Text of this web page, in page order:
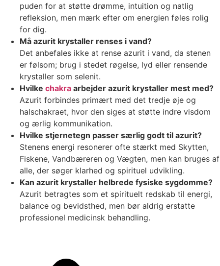
puden for at støtte drømme, intuition og natlig
refleksion, men mærk efter om energien føles rolig
for dig.
Må azurit krystaller renses i vand?
Det anbefales ikke at rense azurit i vand, da stenen
er følsom; brug i stedet røgelse, lyd eller rensende
krystaller som selenit.
Hvilke chakra arbejder azurit krystaller mest med?
Azurit forbindes primært med det tredje øje og
halschakraet, hvor den siges at støtte indre visdom
og ærlig kommunikation.
Hvilke stjernetegn passer særlig godt til azurit?
Stenens energi resonerer ofte stærkt med Skytten,
Fiskene, Vandbæreren og Vægten, men kan bruges af
alle, der søger klarhed og spirituel udvikling.
Kan azurit krystaller helbrede fysiske sygdomme?
Azurit betragtes som et spirituelt redskab til energi,
balance og bevidsthed, men bør aldrig erstatte
professionel medicinsk behandling.